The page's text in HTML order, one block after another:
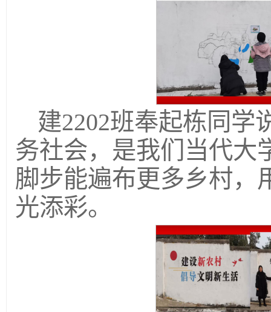
建2202班奉起栋同学
务社会，是我们当代大
脚步能遍布更多乡村，
光添彩。